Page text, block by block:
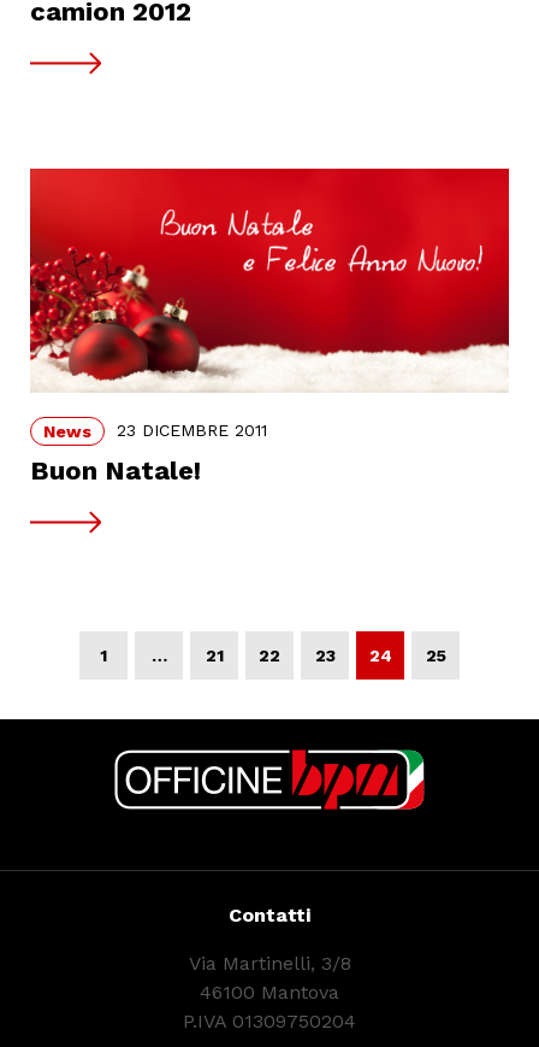
camion 2012
News 23 DICEMBRE 2011
Buon Natale!
1 … 21 22 23 24 25
Contatti
Via Martinelli, 3/8
46100 Mantova
P.IVA 01309750204